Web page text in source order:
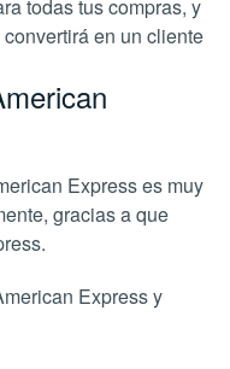
todas tus compras, y
en un cliente
Express es muy
gracias a que
Expressy